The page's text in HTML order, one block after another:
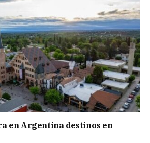
en Argentina destinos en